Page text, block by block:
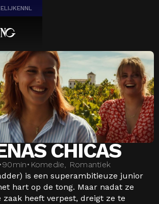
ENNL
CHICAS
•90min• Komedie, Romantiek
is een superambitieuze junior
hart op de tong. Maar nadat ze
zaak heeft verpest, dreigt ze te